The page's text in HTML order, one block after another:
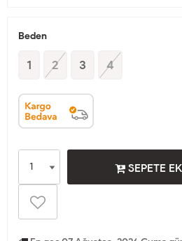
Beden
1 2 3 4
SEPETE